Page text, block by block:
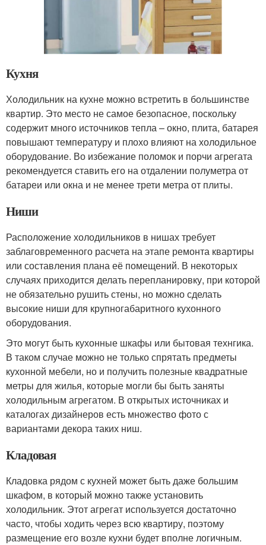
Кухня
Холодильник на кухне можно встретить в большинстве
квартир. Это место не самое безопасное, поскольку
содержит много источников тепла – окно, плита, батарея
повышают температуру и плохо влияют на холодильное
оборудование. Во избежание поломок и порчи агрегата
рекомендуется ставить его на отдалении полуметра от
батареи или окна и не менее трети метра от плиты.
Ниши
Расположение холодильников в нишах требует
заблаговременного расчета на этапе ремонта квартиры
или составления плана её помещений. В некоторых
случаях приходится делать перепланировку, при которой
не обязательно рушить стены, но можно сделать
высокие ниши для крупногабаритного кухонного
оборудования.
Это могут быть кухонные шкафы или бытовая технгика.
В таком случае можно не только спрятать предметы
кухонной мебели, но и получить полезные квадратные
метры для жилья, которые могли бы быть заняты
холодильным агрегатом. В открытых источниках и
каталогах дизайнеров есть множество фото с
вариантами декора таких ниш.
Кладовая
Кладовка рядом с кухней может быть даже большим
шкафом, в который можно также установить
холодильник. Этот агрегат используется достаточно
часто, чтобы ходить через всю квартиру, поэтому
размещение его возле кухни будет вполне логичным.